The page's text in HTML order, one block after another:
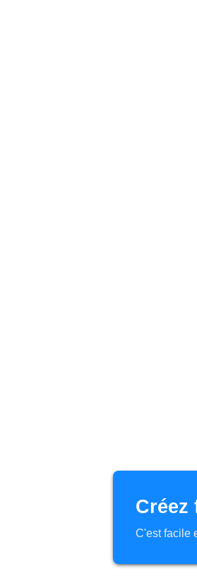
Créez
C'est facile